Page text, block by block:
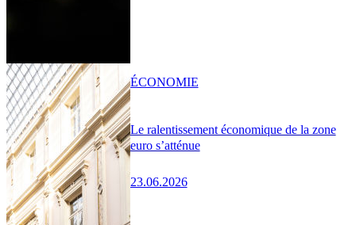
Le ralentissement économique de la zone
euro s’atténue
23.06.2026
ÉCONOMIE